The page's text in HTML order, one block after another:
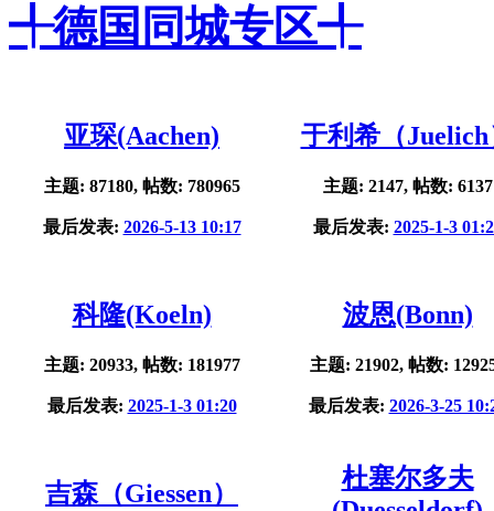
╃德国同城专区╃
亚琛(Aachen)
主题: 87180, 帖数: 780965
最后发表: 2026-5-13 10:17
于利希（Juelich
主题: 2147, 帖数: 6137
最后发表: 2025-1-3
科隆(Koeln)
主题: 20933, 帖数: 181977
最后发表: 2025-1-3 01:20
波恩(Bonn)
主题: 21902, 帖数:
最后发表: 2026-3-25
吉森（Giessen）
杜塞尔多夫